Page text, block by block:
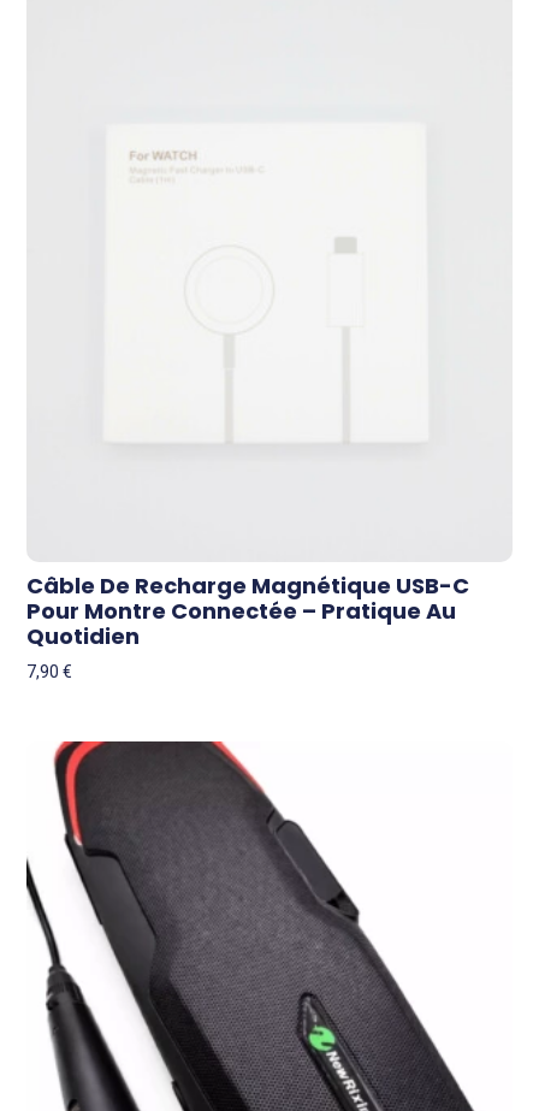
Câble De Recharge Magnétique USB-C
Pour Montre Connectée – Pratique Au
Quotidien
7,90€